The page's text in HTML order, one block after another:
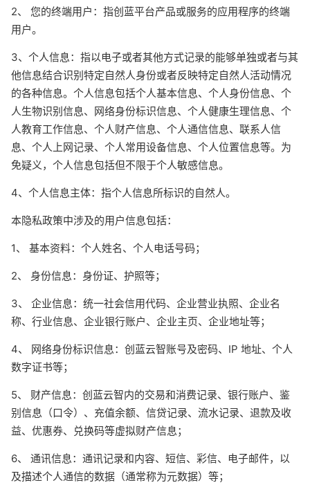
2、 您的终端用户：指创蓝平台产品或服务的应用程序的终端
用户。
3、个人信息：指以电子或者其他方式记录的能够单独或者与其
他信息结合识别特定自然人身份或者反映特定自然人活动情况
的各种信息。个人信息包括个人基本信息、个人身份信息、个
人生物识别信息、网络身份标识信息、个人健康生理信息、个
人教育工作信息、个人财产信息、个人通信信息、联系人信
息、个人上网记录、个人常用设备信息、个人位置信息等。为
免疑义，个人信息包括但不限于个人敏感信息。
4、个人信息主体：指个人信息所标识的自然人。
本隐私政策中涉及的用户信息包括：
1、 基本资料：个人姓名、个人电话号码；
2、 身份信息：身份证、护照等；
3、 企业信息：统一社会信用代码、企业营业执照、企业名
称、行业信息、企业银行账户、企业主页、企业地址等；
4、 网络身份标识信息：创蓝云智账号及密码、IP 地址、个人
数字证书等；
5、 财产信息：创蓝云智内的交易和消费记录、银行账户、鉴
别信息（口令）、充值余额、信贷记录、流水记录、退款及收
益、优惠券、兑换码等虚拟财产信息；
6、 通讯信息：通讯记录和内容、短信、彩信、电子邮件，以
及描述个人通信的数据（通常称为元数据）等；